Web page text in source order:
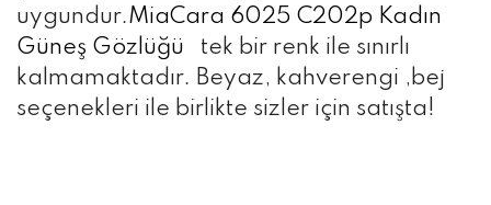
uygundur.MiaCara 6025 C202p Kadın
Güneş Gözlüğü
tek bir renk ile sınırlı
kalmamaktadır. Beyaz, kahverengi ,bej
seçenekleri ile birlikte sizler için satışta!